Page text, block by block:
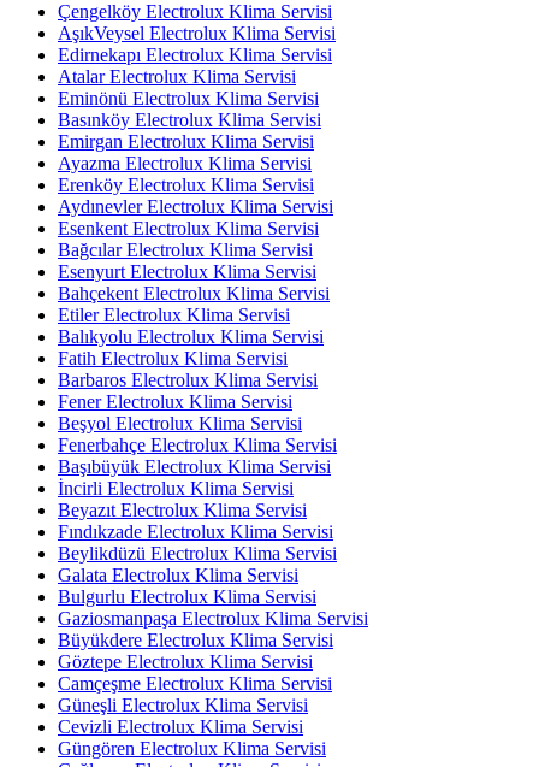
Çengelköy Electrolux Klima Servisi
AşıkVeysel Electrolux Klima Servisi
Edirnekapı Electrolux Klima Servisi
Atalar Electrolux Klima Servisi
Eminönü Electrolux Klima Servisi
Basınköy Electrolux Klima Servisi
Emirgan Electrolux Klima Servisi
Ayazma Electrolux Klima Servisi
Erenköy Electrolux Klima Servisi
Aydınevler Electrolux Klima Servisi
Esenkent Electrolux Klima Servisi
Bağcılar Electrolux Klima Servisi
Esenyurt Electrolux Klima Servisi
Bahçekent Electrolux Klima Servisi
Etiler Electrolux Klima Servisi
Balıkyolu Electrolux Klima Servisi
Fatih Electrolux Klima Servisi
Barbaros Electrolux Klima Servisi
Fener Electrolux Klima Servisi
Beşyol Electrolux Klima Servisi
Fenerbahçe Electrolux Klima Servisi
Başıbüyük Electrolux Klima Servisi
İncirli Electrolux Klima Servisi
Beyazıt Electrolux Klima Servisi
Fındıkzade Electrolux Klima Servisi
Beylikdüzü Electrolux Klima Servisi
Galata Electrolux Klima Servisi
Bulgurlu Electrolux Klima Servisi
Gaziosmanpaşa Electrolux Klima Servisi
Büyükdere Electrolux Klima Servisi
Göztepe Electrolux Klima Servisi
Camçeşme Electrolux Klima Servisi
Güneşli Electrolux Klima Servisi
Cevizli Electrolux Klima Servisi
Güngören Electrolux Klima Servisi